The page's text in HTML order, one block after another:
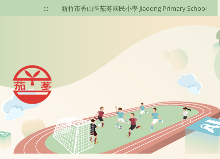
移至網頁之主要內容區位置
::: 新竹市香山區茄苳國民小學 Jiadong Primary School